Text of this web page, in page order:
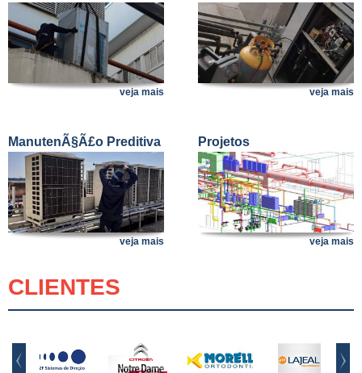
veja mais veja mais
ManutenÃ§Ã£o Preditiva
/ Preventiva
veja mais
Projetos
veja mais
CLIENTES